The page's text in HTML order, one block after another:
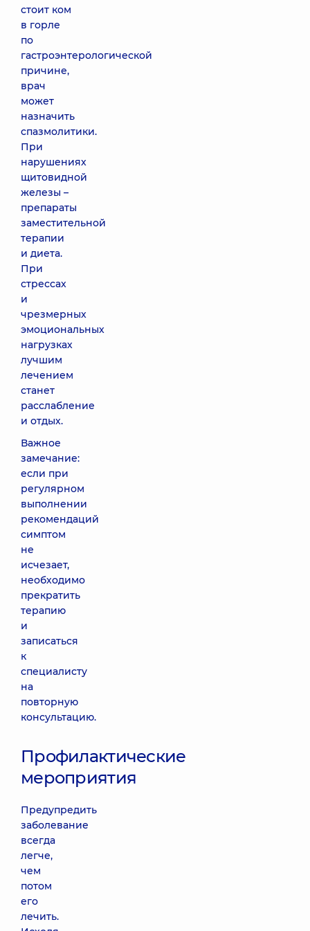
стоит ком
в горле
по
гастроэнтерологической
причине,
врач
может
назначить
спазмолитики.
При
нарушениях
щитовидной
железы –
препараты
заместительной
терапии
и диета.
При
стрессах
и
чрезмерных
эмоциональных
нагрузках
лучшим
лечением
станет
расслабление
и отдых.
Важное
замечание:
если при
регулярном
выполнении
рекомендаций
симптом
не
исчезает,
необходимо
прекратить
терапию
и
записаться
к
специалисту
на
повторную
консультацию.
Профилактические
мероприятия
Предупредить
заболевание
всегда
легче,
чем
потом
его
лечить.